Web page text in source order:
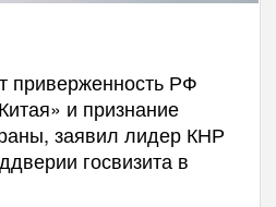
приверженность РФ
и признание
заявил лидер КНР
госвизита в